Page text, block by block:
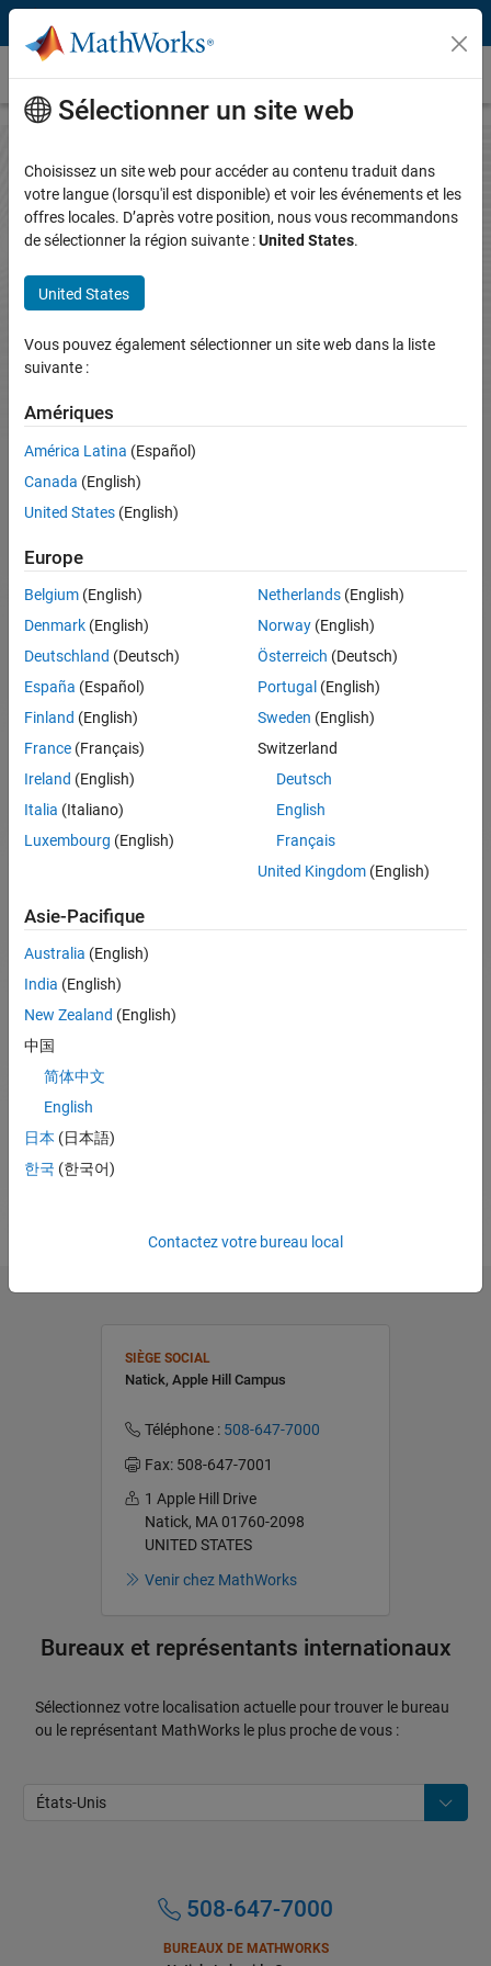
Passer au contenu
Contacts locaux
Comment pouvons-nous vous aider ?
Contactez-nous pour poser des questions sur les produits, demander
Navigation dans l'interface
Contactez le support pour obtenir de l'aide
concernant :
Utilisation du produit
Comptes et licences MathWorks
Facturation et paiement
Contacter le support
Navigation dans l'interface
Contactez le service commercial pour obtenir de
l'aide concernant :
Essais gratuits de 30 jours
Questions sur les produits et services
Contacter l'équipe commerciale
Bureaux et représentants internationaux
Sélectionnez votre localisation actuelle pour trouver le bureau
ou le représentant MathWorks le plus proche de vous :
508-647-7000
BUREAUX DE MATHWORKS
SIÈGE SOCIAL
Natick, Apple Hill Campus
Téléphone : 508-647-7000
Fax: 508-647-7001
1 Apple Hill Drive
Natick, MA 01760-2098
UNITED STATES
Venir chez MathWorks
Sélectionner un site web
Choisissez un site web pour accéder au contenu traduit dans
votre langue (lorsqu'il est disponible) et voir les événements et les
offres locales. D’après votre position, nous vous recommandons
de sélectionner la région suivante :United States.
United States
Vous pouvez également sélectionner un site web dans la liste
suivante :
Amériques
América Latina (Español)
Canada (English)
United States (English)
Europe
Belgium (English)
Denmark (English)
Deutschland (Deutsch)
España (Español)
Finland (English)
France (Français)
Ireland (English)
Italia (Italiano)
Luxembourg (English)
Netherlands(English)
Norway(English)
Österreich (Deutsch)
Portugal (English)
Sweden (English)
Switzerland
Deutsch
English
Français
United Kingdom(English)
Asie-Pacifique
Australia (English)
India (English)
New Zealand (English)
中国
简体中文
English
日本 (日本語)
한국 (한국어)
Contactez votre bureau local